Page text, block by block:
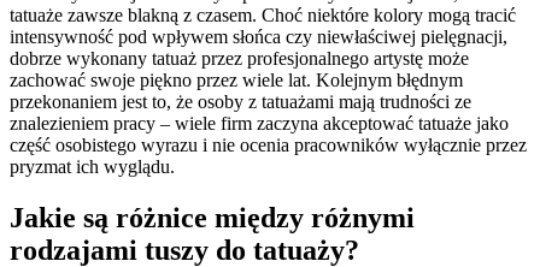
tatuaże zawsze blakną z czasem. Choć niektóre kolory mogą tracić
intensywność pod wpływem słońca czy niewłaściwej pielęgnacji,
dobrze wykonany tatuaż przez profesjonalnego artystę może
zachować swoje piękno przez wiele lat. Kolejnym błędnym
przekonaniem jest to, że osoby z tatuażami mają trudności ze
znalezieniem pracy – wiele firm zaczyna akceptować tatuaże jako
część osobistego wyrazu i nie ocenia pracowników wyłącznie przez
pryzmat ich wyglądu.
Jakie są różnice między różnymi
rodzajami tuszy do tatuaży?